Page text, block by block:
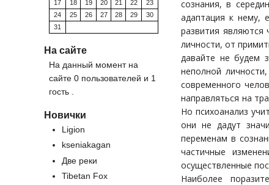
17
18 19 20 21 22
23
24
25 26 27 28 29
30
31
На сайте
На данный момент на
сайте 0 пользователей и 1
гость .
Новички
Ligion
kseniakagan
Две реки
Tibetan Fox
сознания, в
адаптация к нему,
развития
личности, от
давайте не будем
неполной
современного
направляться на
Но психоанализ
они не дадут
переменам в
частичные
осуществленные
Наиболее